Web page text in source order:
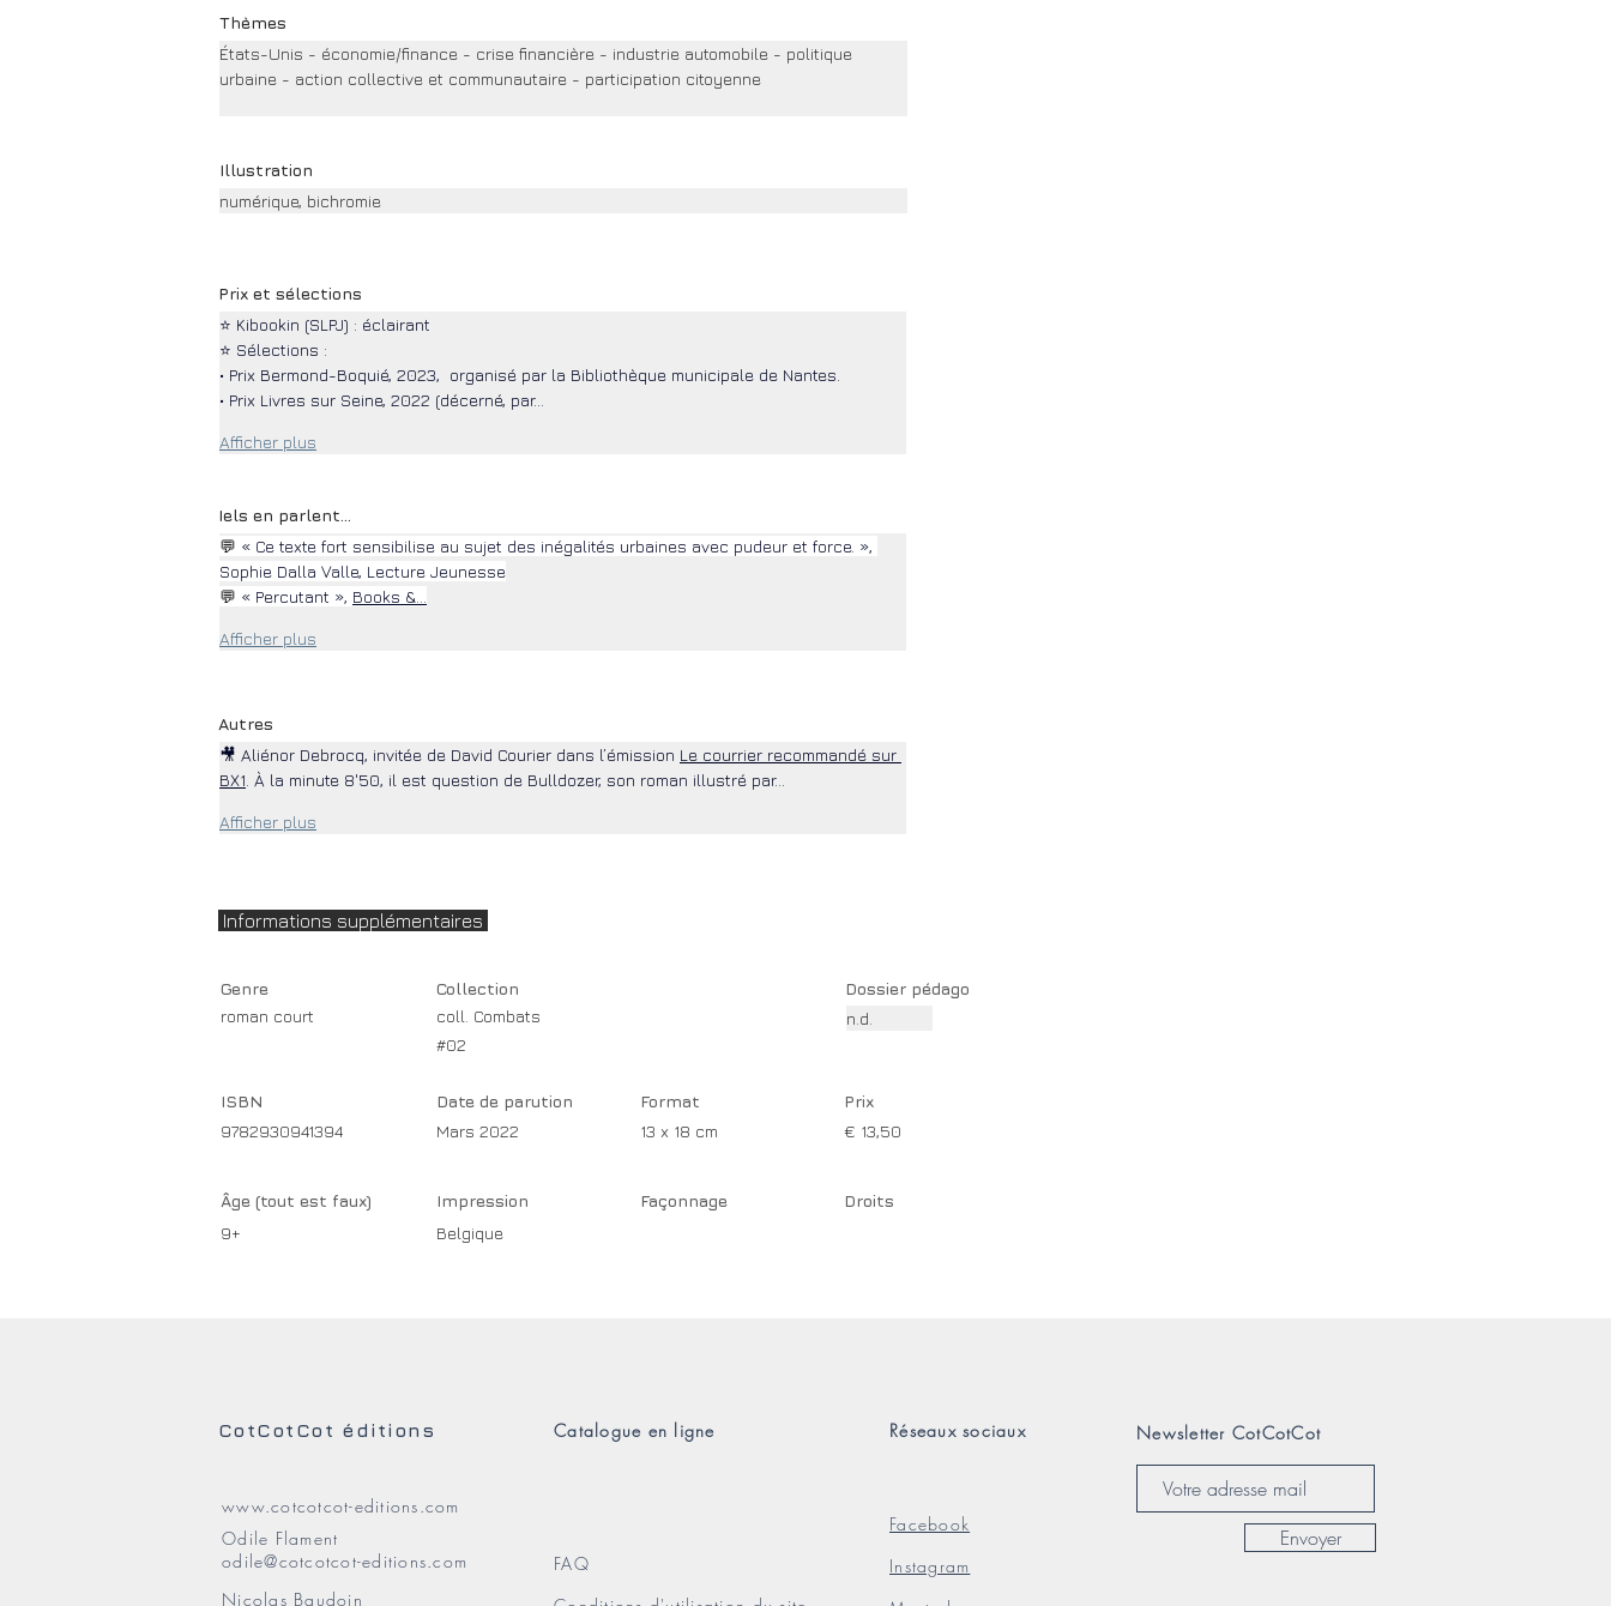
Thèmes
États-Unis - économie/finance - crise financière - industrie automobile - politique
urbaine - action collective et communautaire - participation citoyenne
Illustration
numérique, bichromie
Prix et sélections
⭐ Kibookin (SLPJ) : éclairant
⭐ Sélections :
• Prix Bermond-Boquié, 2023,  organisé par la Bibliothèque municipale de Nantes.
• Prix Livres sur Seine, 2022 (décerné, par…
Afficher plus
Iels en parlent...
💬 « Ce texte fort sensibilise au sujet des inégalités urbaines avec pudeur et force. »,
Sophie Dalla Valle, Lecture Jeunesse
💬 « Percutant », Books &…
Afficher plus
Autres
🎥 Aliénor Debrocq, invitée de David Courier dans l’émission Le courrier recommandé sur
BX1 . À la minute 8'50, il est question de Bulldozer, son roman illustré par…
Afficher plus
Informations supplémentaires
Genre
roman court
Collection
coll. Combats
#02
Dossier pédago
n.d.
ISBN
9782930941394
Date de parution
Mars 2022
Format
13 x 18 cm
Prix
€ 13,50
Âge (tout est faux)
9+
Impression
Belgique
Façonnage Droits
CotCotCot éditions Catalogue en ligne
www.cotcotcot-editions.com
Odile Flament
odile@cotcotcot-editions.com
Nicolas Baudoin
FAQ
Réseaux sociaux
Facebook
Instagram
Newsletter CotCotCot
Envoyer